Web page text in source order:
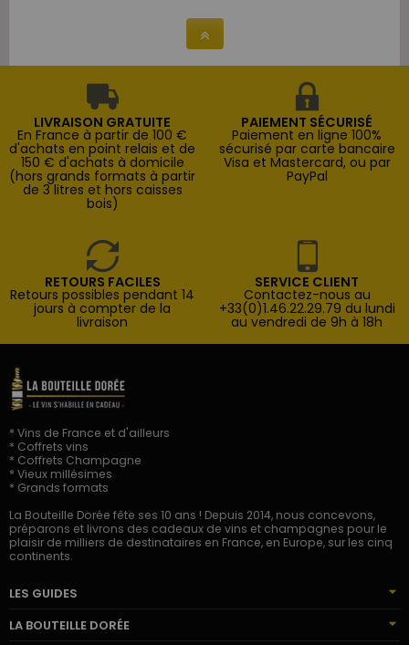
LIVRAISON GRATUITE
En France à partir de 100 €
d'achats en point relais et de
150 € d'achats à domicile
(hors grands formats à partir
de 3 litres et hors caisses
bois)
PAIEMENT SÉCURISÉ
Paiement en ligne 100%
sécurisé par carte bancaire
Visa et Mastercard, ou par
PayPal
RETOURS FACILES
Retours possibles pendant 14
jours à compter de la
livraison
SERVICE CLIENT
Contactez-nous au
+33(0)1.46.22.29.79 du lundi
au vendredi de 9h à 18h
* Vins de France et d'ailleurs
* Coffrets vins
* Coffrets Champagne
* Vieux millésimes
* Grands formats
La Bouteille Dorée fête ses 10 ans ! Depuis 2014, nous concevons,
préparons et livrons des cadeaux de vins et champagnes pour le
plaisir de milliers de destinataires en France, en Europe, sur les cinq
continents.
LES GUIDES
LA BOUTEILLE DORÉE